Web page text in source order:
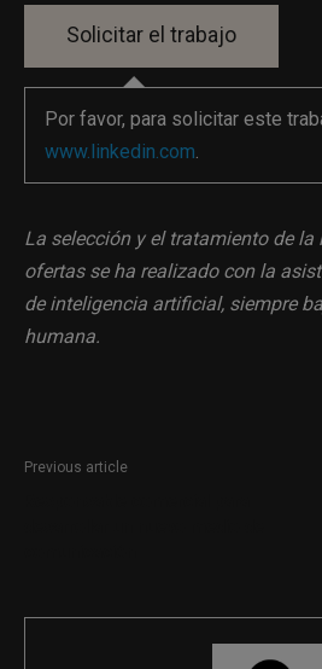
Por favor, para solicitar este
www.linkedin.com.
La selección y el tratamiento de
ofertas se ha realizado con la
de inteligencia artificial, siempre
humana.
Previous article